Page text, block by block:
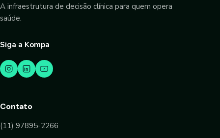
A infraestrutura de decisão clínica para quem opera
saúde.
Siga a Kompa
Contato
(11) 97895-2266